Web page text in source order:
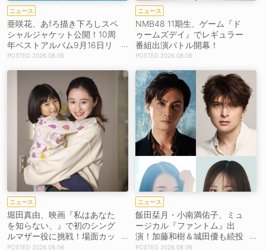
ニュース
亜咲花、あfろ描き下ろしスペ
シャルジャケット公開！10周
年ベストアルバム9月16日リ
リース！2026.08.06
ニュース
NMB48 11期生、ゲーム『ド
ゥームズデイ』でレギュラー
番組出演バトル開幕！
2026.08.06
ニュース
堀田真由、映画『私はあなた
を知らない、』で初のシング
ルマザー役に挑戦！場面カッ
トを解禁！【コメントあり】
2026.08.06
ニュース
飯田栞月・小南満佑子、ミュ
ージカル『ファントム』出
演！加藤和樹＆城田優も続投
【コメントあり】
2026.08.06